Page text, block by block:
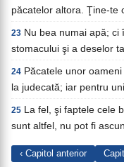
păcatelor altora. Ţine-te
23 Nu bea numai apă; ci
stomacului şi a deselor
24 Păcatele unor
la judecată; iar pentru
25 La fel, şi faptele cele
sunt altfel, nu pot fi
‹ Capitol anterior